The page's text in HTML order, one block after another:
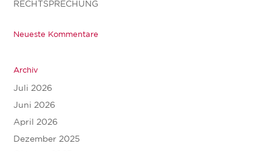
RECHTSPRECHUNG
Neueste Kommentare
Archiv
Juli 2026
Juni 2026
April 2026
Dezember 2025